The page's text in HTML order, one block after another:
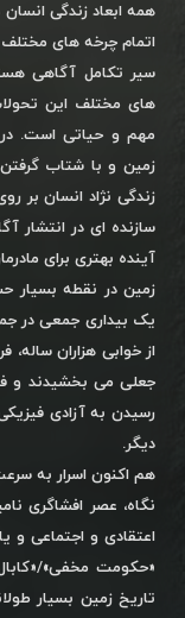
همه ابعاد زندگی
اتمام چرخه های
سیر تکامل آگاهی
های مختلف این
مهم و حیاتی است.
زمین و با شتاب
زندگی نژاد انسان بر
سازنده ای در انتشار
آینده بهتری برای
زمین در نقطه بسیار
یک بیداری جمعی در
از خوابی هزاران
جعلی می بخشیدند و
رسیدن به آزادی
دیگر.
هم اکنون اسرار به
نگاه، عصر افشاگری
اعتقادی و اجتماعی
«حکومت مخفی»/
تاریخ زمین بسیار